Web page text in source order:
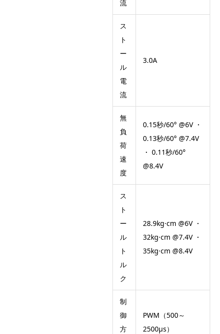
流
ス
ト
ー
ル
電
流
3.0A
無
負
荷
速
度
0.15秒/60° @6V ・
0.13秒/60° @7.4V
・ 0.11秒/60°
@8.4V
ス
ト
ー
ル
ト
ル
ク
28.9kg·cm @6V ・
32kg·cm @7.4V ・
35kg·cm @8.4V
制
御
方
PWM（500～
2500μs）